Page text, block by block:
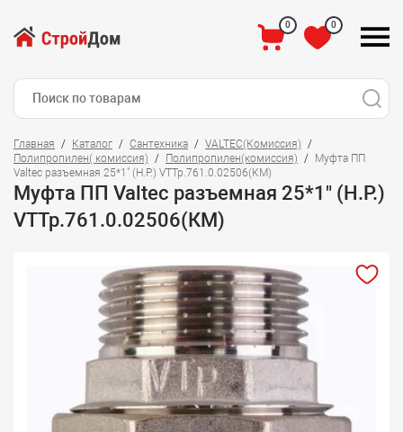
0 0
Главная Каталог Сантехника
VALTEC(Комиссия)
Полипропилен( комиссия)
Полипропилен(комиссия)
Муфта ПП
Valtec разъемная 25*1" (H.P.) VTТр.761.0.02506(КМ)
Муфта ПП Valtec разъемная 25*1" (H.P.)
VTТр.761.0.02506(КМ)